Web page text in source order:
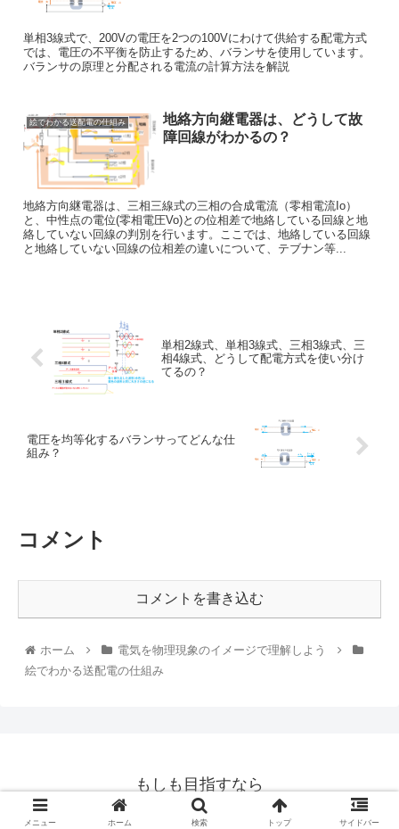
単相3線式で、200Vの電圧を2つの100Vにわけて供給する配電方式
では、電圧の不平衡を防止するため、バランサを使用しています。
バランサの原理と分配される電流の計算方法を解説
絵でわかる送配電の仕組み
地絡方向継電器は、どうして故
障回線がわかるの？
地絡方向継電器は、三相三線式の三相の合成電流（零相電流Io）
と、中性点の電位(零相電圧Vo)との位相差で地絡している回線と地
絡していない回線の判別を行います。ここでは、地絡している回線
と地絡していない回線の位相差の違いについて、テブナン等...
単相2線式、単相3線式、三相3線式、三
相4線式、どうして配電方式を使い分け
てるの？
電圧を均等化するバランサってどんな仕
組み？
コメント
コメントを書き込む
ホーム
電気を物理現象のイメージで理解しよう
絵でわかる送配電の仕組み
もしも目指すなら
© 2020 もしも目指すなら.
メニュー ホーム 検索 トップ サイドバー